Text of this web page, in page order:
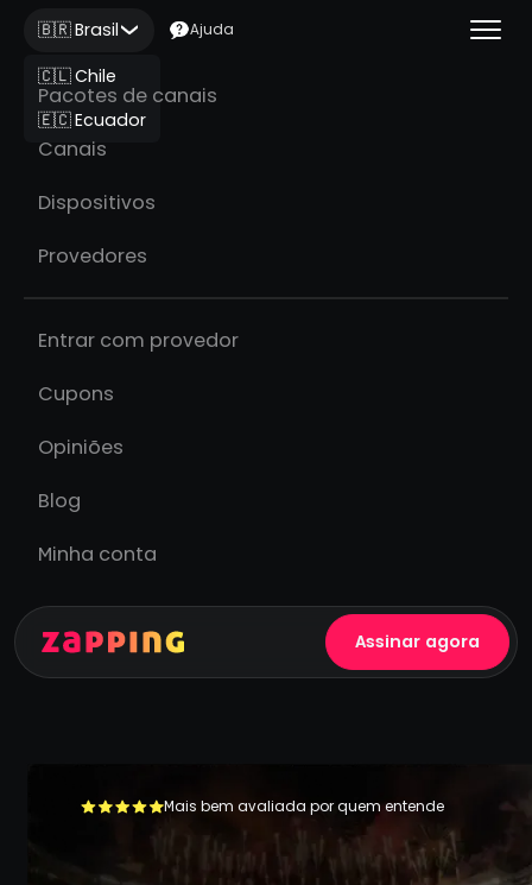
🇧🇷 Brasil
🇨🇱 Chile
🇪🇨 Ecuador
Ajuda
Pacotes de canais
Canais
Dispositivos
Provedores
Entrar com provedor
Cupons
Opiniões
Blog
Minha conta
Assinar agora
Mais bem avaliada por quem entende
+500.000 usuários já se livraram da TV a cabo